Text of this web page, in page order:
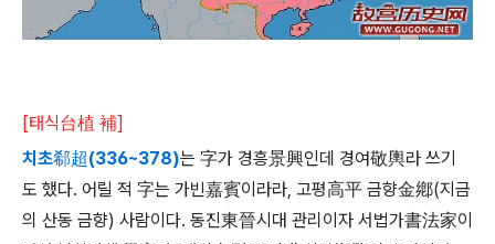
[태식台植 補]
치초郗超(336~378)는 字가 경흥景興인데 경여敬輿라 쓰기
도 했다. 어릴 적 字는 가빈嘉賓이라라, 고평高平 금향金鄕(지금
의 산동 금향) 사람이다. 동진東晉시대 관리이자 서법가書法家이